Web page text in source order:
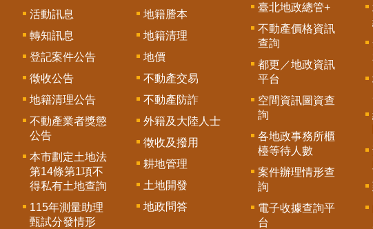
活動訊息
轉知訊息
登記案件公告
徵收公告
地籍清理公告
不動產業者獎懲
公告
本市劃定土地法
第14條第1項不
得私有土地查詢
115年測量助理
甄試分發情形
地籍謄本
地籍清理
地價
不動產交易
不動產防詐
外籍及大陸人士
徵收及撥用
耕地管理
土地開發
地政問答
臺北地政總管+
不動產價格資訊
查詢
都更／地政資訊
平台
空間資訊圖資查
詢
各地政事務所櫃
檯等待人數
案件辦理情形查
詢
電子收據查詢平
台